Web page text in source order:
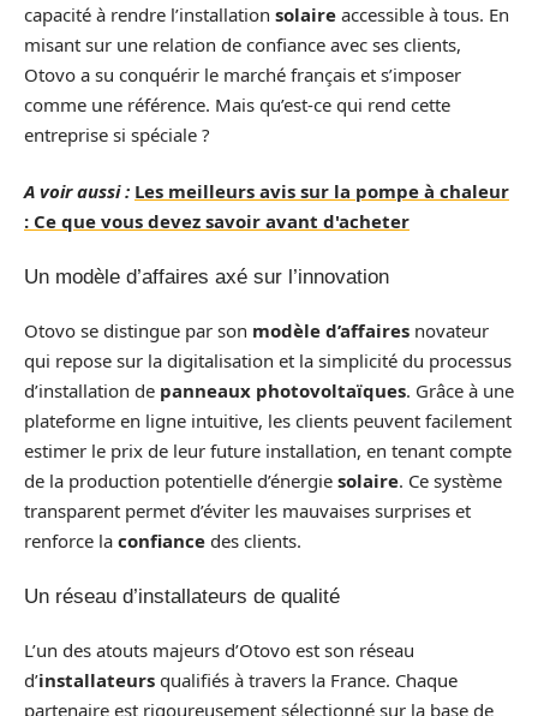
capacité à rendre l’installation solaire accessible à tous. En
misant sur une relation de confiance avec ses clients,
Otovo a su conquérir le marché français et s’imposer
comme une référence. Mais qu’est-ce qui rend cette
entreprise si spéciale ?
A voir aussi : Les meilleurs avis sur la pompe à chaleur
: Ce que vous devez savoir avant d'acheter
Un modèle d’affaires axé sur l’innovation
Otovo se distingue par son modèle d’affaires novateur
qui repose sur la digitalisation et la simplicité du processus
d’installation de panneaux photovoltaïques. Grâce à une
plateforme en ligne intuitive, les clients peuvent facilement
estimer le prix de leur future installation, en tenant compte
de la production potentielle d’énergie solaire. Ce système
transparent permet d’éviter les mauvaises surprises et
renforce la confiance des clients.
Un réseau d’installateurs de qualité
L’un des atouts majeurs d’Otovo est son réseau
d’installateurs qualifiés à travers la France. Chaque
partenaire est rigoureusement sélectionné sur la base de